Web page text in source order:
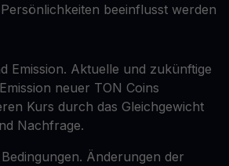
beeinflusst werden
Emission. Aktuelle und zukünftige
neuer TON Coins
Kurs durch das Gleichgewicht
Nachfrage.
Änderungen der